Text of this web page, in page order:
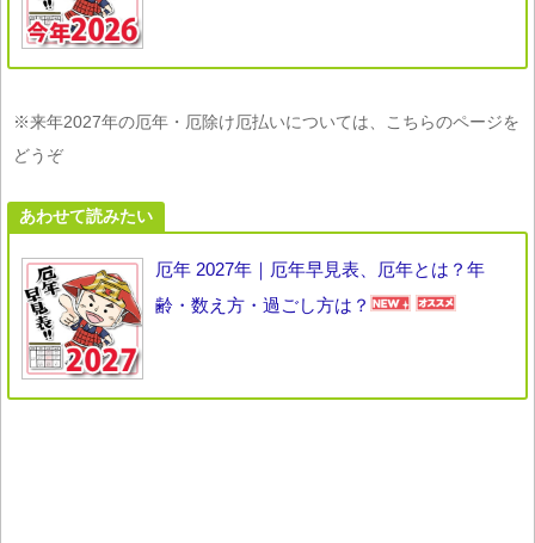
※来年2027年の厄年・厄除け厄払いについては、こちらのページを
どうぞ
あわせて読みたい
厄年 2027年｜厄年早見表、厄年とは？年
齢・数え方・過ごし方は？